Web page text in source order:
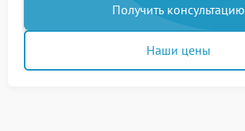
Получить консультацию
Наши цены